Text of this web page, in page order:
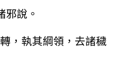
邪說。
，執其綱領，去諸穢